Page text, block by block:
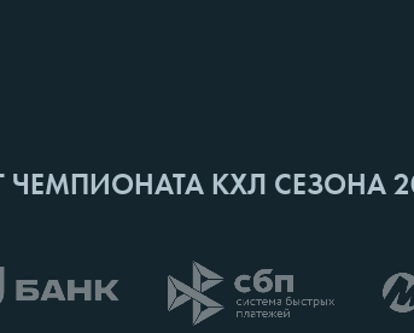
ЧЕМПИОНАТА КХЛ СЕЗОНА